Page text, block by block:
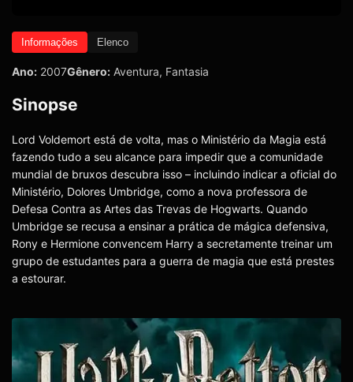
Informações Elenco
Ano: 2007Gênero: Aventura, Fantasia
Sinopse
Lord Voldemort está de volta, mas o Ministério da Magia está
fazendo tudo a seu alcance para impedir que a comunidade
mundial de bruxos descubra isso – incluindo indicar a oficial do
Ministério, Dolores Umbridge, como a nova professora de
Defesa Contra as Artes das Trevas de Hogwarts. Quando
Umbridge se recusa a ensinar a prática de mágica defensiva,
Rony e Hermione convencem Harry a secretamente treinar um
grupo de estudantes para a guerra de magia que está prestes
a estourar.